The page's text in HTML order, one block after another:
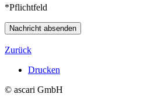
*Pflichtfeld
Nachricht absenden
Zurück
Drucken
© ascari GmbH